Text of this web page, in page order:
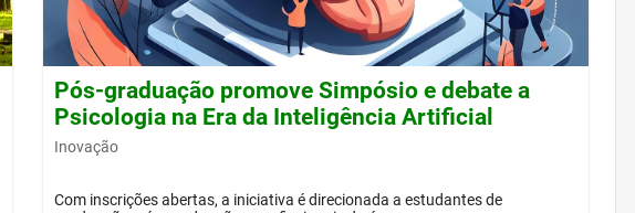
Pós-graduação promove Simpósio e debate a
Psicologia na Era da Inteligência Artificial
Inovação
Com inscrições abertas, a iniciativa é direcionada a estudantes de